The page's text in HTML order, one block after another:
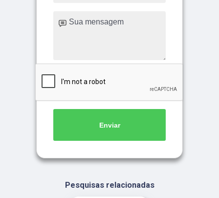
Enviar
Pesquisas relacionadas